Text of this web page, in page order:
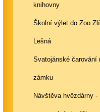
knihovny
Školní výlet do Zoo
Lešná
Svatojánské čarování
zámku
Návštěva hvězdárny -